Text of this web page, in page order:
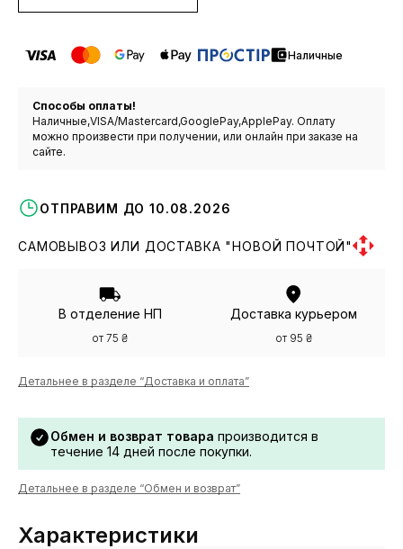
Наличные
Способы оплаты!
Наличные,VISA/Mastercard,GooglePay,ApplePay. Оплату
можно произвести при получении, или онлайн при заказе на
сайте.
ОТПРАВИМ ДО 10.08.2026
САМОВЫВОЗ ИЛИ ДОСТАВКА "НОВОЙ ПОЧТОЙ"
В отделение НП
от 75 ₴
Доставка курьером
от 95 ₴
Детальнее в разделе “Доставка и оплата”
Обмен и возврат товара производится в
течение 14 дней после покупки.
Детальнее в разделе “Обмен и возврат”
Характеристики